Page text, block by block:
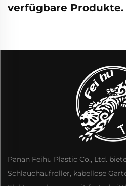
verfügbare Produkte.
Panan Feihu Plastic Co., Ltd.
Schlauchaufroller, kabellose